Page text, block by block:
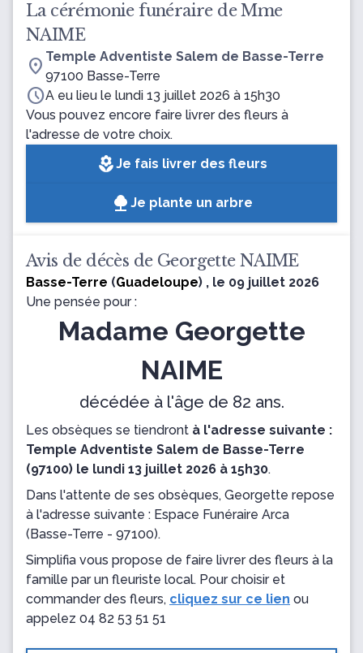
La cérémonie funéraire de Mme
NAIME
location_on Temple Adventiste Salem de Basse-Terre
97100 Basse-Terre
scheduleA eu lieu le lundi 13 juillet 2026 à 15h30
Vous pouvez encore faire livrer des fleurs à
l'adresse de votre choix.
local_floristJe fais livrer des fleurs
Je plante un arbre
Avis de décès de Georgette NAIME
Basse-Terre (Guadeloupe) , le 09 juillet 2026
Une pensée pour :
Madame Georgette
NAIME
décédée à l'âge de 82 ans.
Les obsèques se tiendront à l'adresse suivante :
Temple Adventiste Salem de Basse-Terre
(97100) le lundi 13 juillet 2026 à 15h30.
Dans l'attente de ses obsèques, Georgette repose
à l'adresse suivante : Espace Funéraire Arca
(Basse-Terre - 97100).
Simplifia vous propose de faire livrer des fleurs à la
famille par un fleuriste local. Pour choisir et
commander des fleurs, cliquez sur ce lien ou
appelez 04 82 53 51 51